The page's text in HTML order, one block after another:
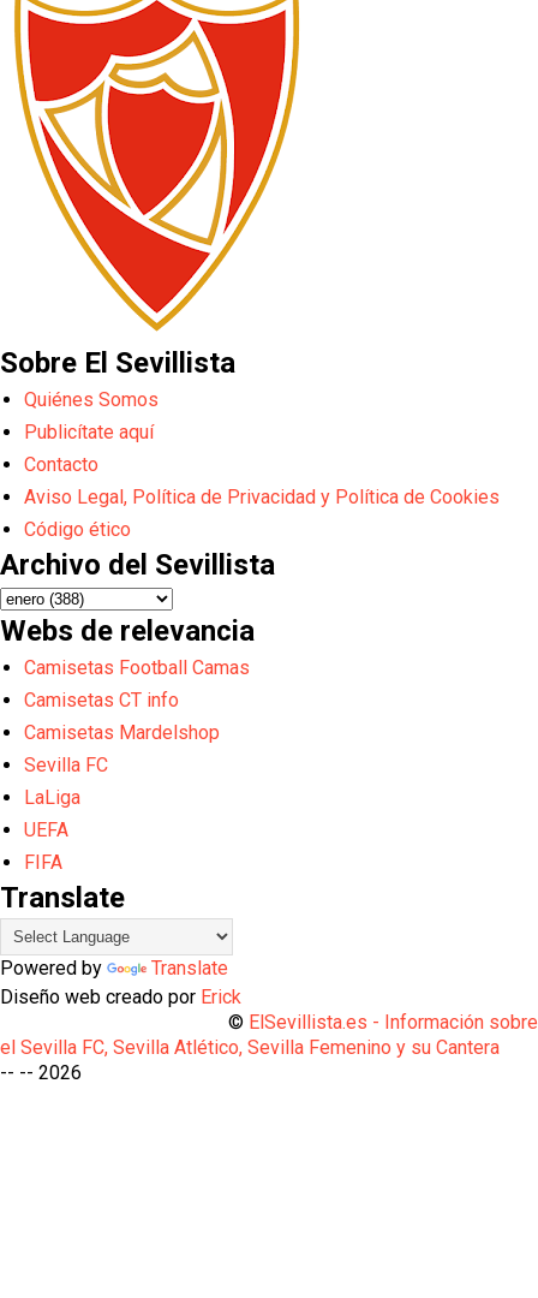
Sobre El Sevillista
Quiénes Somos
Publicítate aquí
Contacto
Aviso Legal, Política de Privacidad y Política de Cookies
Código ético
Archivo del Sevillista
Webs de relevancia
Camisetas Football Camas
Camisetas CT info
Camisetas Mardelshop
Sevilla FC
LaLiga
UEFA
FIFA
Translate
Powered by
Translate
Diseño web creado por Erick
© ElSevillista.es - Información sobre
el Sevilla FC, Sevilla Atlético, Sevilla Femenino y su Cantera
-- -- 2026